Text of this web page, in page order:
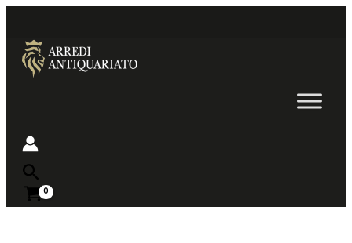
to
content
Near